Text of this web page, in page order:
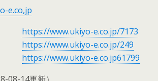
e.co,jp
景 https://www.ukiyo-e.co.jp/7173
https://www.ukiyo-e.co.jp/249
次 https://www.ukiyo-e.co.jp61799